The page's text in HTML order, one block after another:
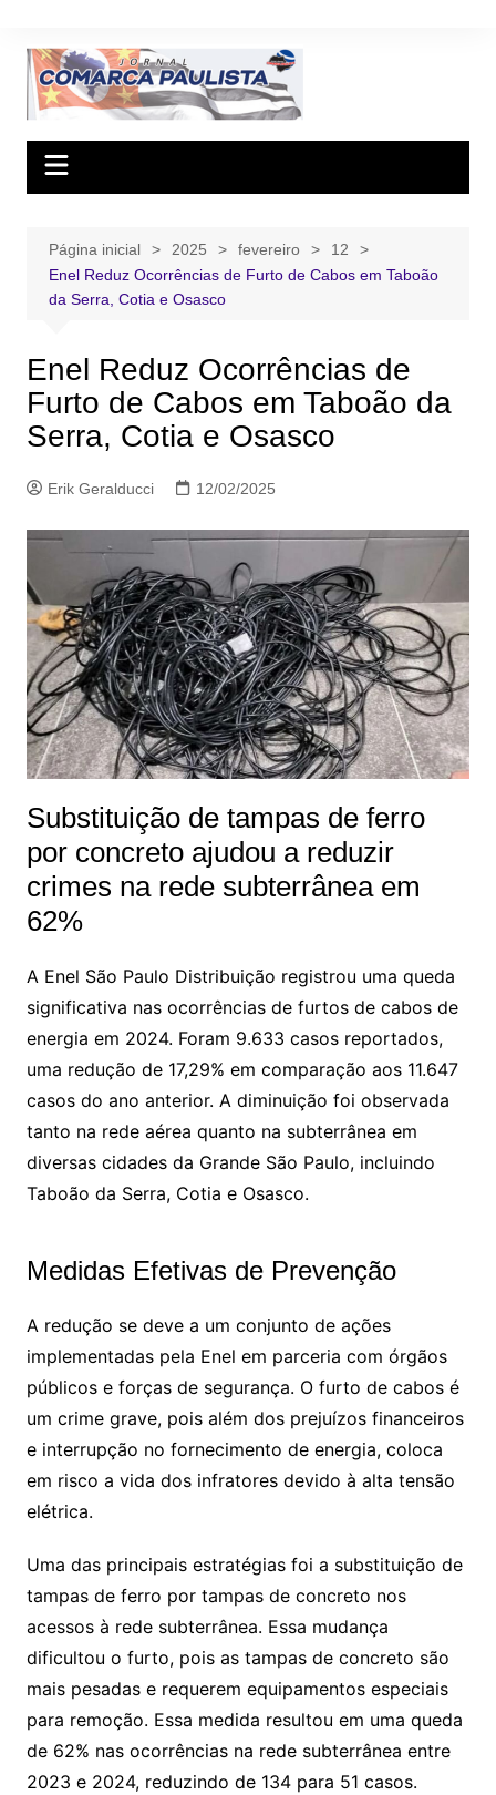
conteúdo
Página inicial 2025 fevereiro
12
Enel Reduz Ocorrências de Furto de Cabos em Taboão
da Serra, Cotia e Osasco
Enel Reduz Ocorrências de
Furto de Cabos em Taboão da
Serra, Cotia e Osasco
Erik Geralducci 12/02/2025
Substituição de tampas de ferro
por concreto ajudou a reduzir
crimes na rede subterrânea em
62%
A Enel São Paulo Distribuição registrou uma queda
significativa nas ocorrências de furtos de cabos de
energia em 2024. Foram 9.633 casos reportados,
uma redução de 17,29% em comparação aos 11.647
casos do ano anterior. A diminuição foi observada
tanto na rede aérea quanto na subterrânea em
diversas cidades da Grande São Paulo, incluindo
Taboão da Serra, Cotia e Osasco.
Medidas Efetivas de Prevenção
A redução se deve a um conjunto de ações
implementadas pela Enel em parceria com órgãos
públicos e forças de segurança. O furto de cabos é
um crime grave, pois além dos prejuízos financeiros
e interrupção no fornecimento de energia, coloca
em risco a vida dos infratores devido à alta tensão
elétrica.
Uma das principais estratégias foi a substituição de
tampas de ferro por tampas de concreto nos
acessos à rede subterrânea. Essa mudança
dificultou o furto, pois as tampas de concreto são
mais pesadas e requerem equipamentos especiais
para remoção. Essa medida resultou em uma queda
de 62% nas ocorrências na rede subterrânea entre
2023 e 2024, reduzindo de 134 para 51 casos.